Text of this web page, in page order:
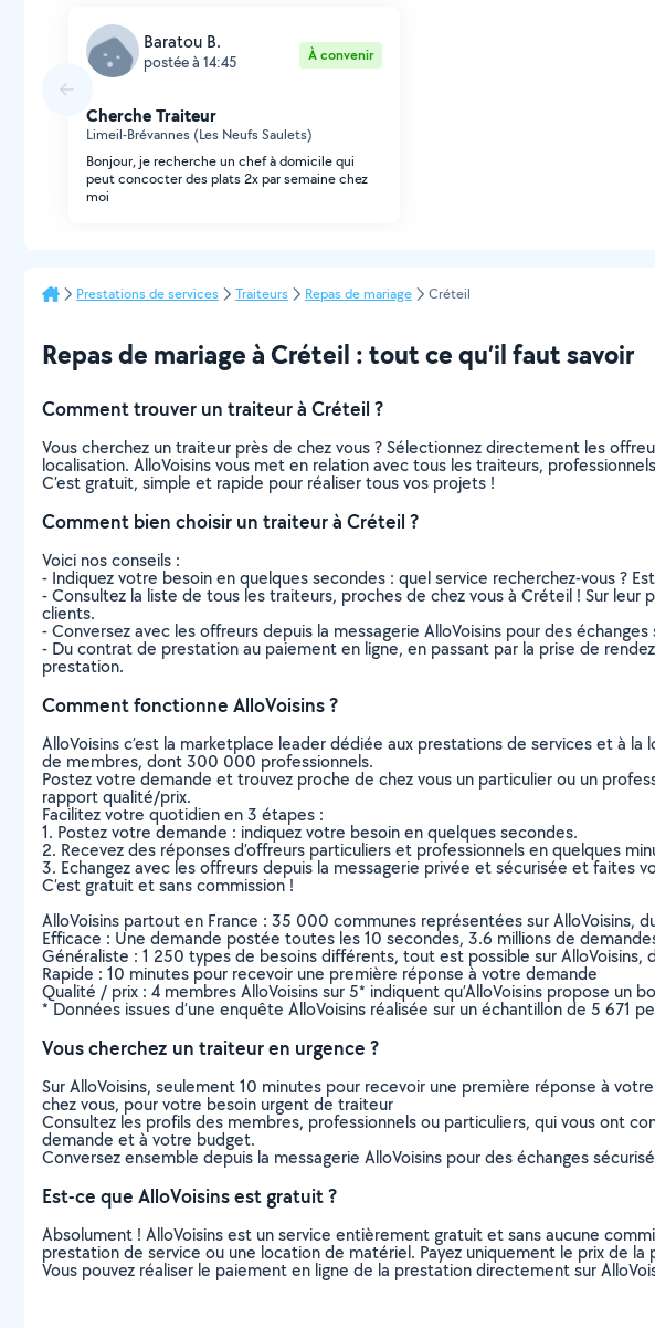
Baratou B.
postée à 14:45 À convenir
Cherche Traiteur
Limeil-Brévannes (Les Neufs Saulets)
Bonjour, je recherche un chef à domicile qui
peut concocter des plats 2x par semaine chez
moi
Prestations de services Traiteurs Repas de mariage Créteil
Repas de mariage à Créteil : tout ce qu’il faut savoir
Comment trouver un traiteur à Créteil ?
Vous cherchez un traiteur près de chez vous ? Sélectionnez directement les
localisation. AlloVoisins vous met en relation avec tous les traiteurs,
C’est gratuit, simple et rapide pour réaliser tous vos projets !
Comment bien choisir un traiteur à Créteil ?
Voici nos conseils :
- Indiquez votre besoin en quelques secondes : quel service recherchez-vous ?
- Consultez la liste de tous les traiteurs, proches de chez vous à Créteil ! Sur
clients.
- Conversez avec les offreurs depuis la messagerie AlloVoisins pour des
- Du contrat de prestation au paiement en ligne, en passant par la prise de
prestation.
Comment fonctionne AlloVoisins ?
AlloVoisins c’est la marketplace leader dédiée aux prestations de services et à
de membres, dont 300 000 professionnels.
Postez votre demande et trouvez proche de chez vous un particulier ou un
rapport qualité/prix.
Facilitez votre quotidien en 3 étapes :
1. Postez votre demande : indiquez votre besoin en quelques secondes.
2. Recevez des réponses d’offreurs particuliers et professionnels en quelques
3. Echangez avec les offreurs depuis la messagerie privée et sécurisée et faites
C’est gratuit et sans commission !
AlloVoisins partout en France : 35 000 communes représentées sur AlloVoisins,
Efficace : Une demande postée toutes les 10 secondes, 3.6 millions de
Généraliste : 1 250 types de besoins différents, tout est possible sur AlloVoisins,
Rapide : 10 minutes pour recevoir une première réponse à votre demande
Qualité / prix : 4 membres AlloVoisins sur 5* indiquent qu’AlloVoisins propose un
* Données issues d’une enquête AlloVoisins réalisée sur un échantillon de 5 671
Vous cherchez un traiteur en urgence ?
Sur AlloVoisins, seulement 10 minutes pour recevoir une première réponse à
chez vous, pour votre besoin urgent de traiteur
Consultez les profils des membres, professionnels ou particuliers, qui vous ont
demande et à votre budget.
Conversez ensemble depuis la messagerie AlloVoisins pour des échanges
Est-ce que AlloVoisins est gratuit ?
Absolument ! AlloVoisins est un service entièrement gratuit et sans aucune
prestation de service ou une location de matériel. Payez uniquement le prix de la
Vous pouvez réaliser le paiement en ligne de la prestation directement sur